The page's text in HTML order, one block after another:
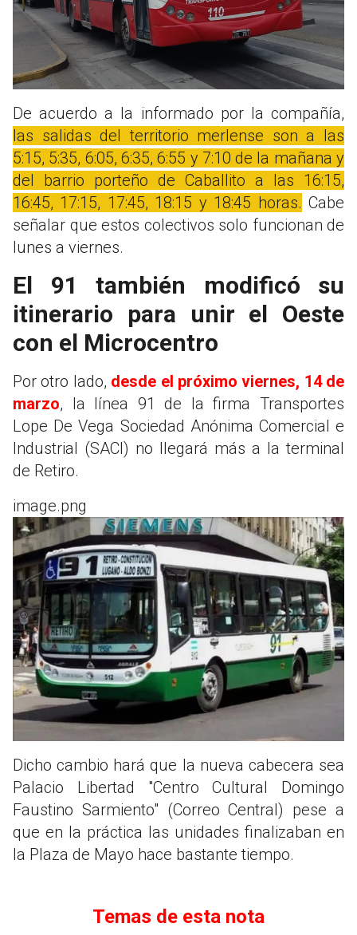
De acuerdo a la informado por la compañía,
las salidas del territorio merlense son a las
5:15, 5:35, 6:05, 6:35, 6:55 y 7:10 de la mañana y
del barrio porteño de Caballito a las 16:15,
16:45, 17:15, 17:45, 18:15 y 18:45 horas. Cabe
señalar que estos colectivos solo funcionan de
lunes a viernes.
El 91 también modificó su
itinerario para unir el Oeste
con el Microcentro
Por otro lado, desde el próximo viernes, 14 de
marzo, la línea 91 de la firma Transportes
Lope De Vega Sociedad Anónima Comercial e
Industrial (SACI) no llegará más a la terminal
de Retiro.
image.png
Dicho cambio hará que la nueva cabecera sea
Palacio Libertad "Centro Cultural Domingo
Faustino Sarmiento" (Correo Central) pese a
que en la práctica las unidades finalizaban en
la Plaza de Mayo hace bastante tiempo.
Temas de esta nota